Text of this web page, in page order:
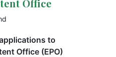
Office
to
Office (EPO)